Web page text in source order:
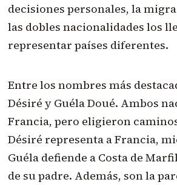
decisiones personales, la
las dobles nacionalidades los
representar países diferentes.
Entre los nombres más
Désiré y Guéla Doué. Ambos
Francia, pero eligieron
Désiré representa a Francia,
Guéla defiende a Costa de
de su padre. Además, son la